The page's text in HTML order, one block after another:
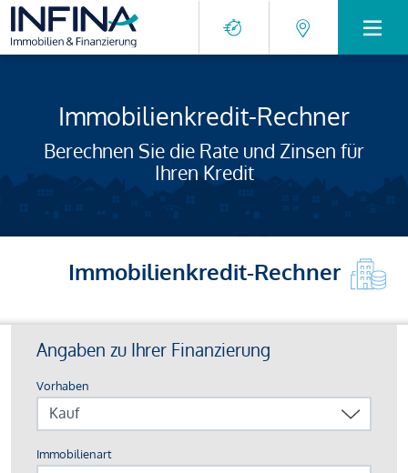
Immobilienkredit-Rechner
Berechnen Sie die Rate und Zinsen für
Ihren Kredit
Immobilienkredit-Rechner